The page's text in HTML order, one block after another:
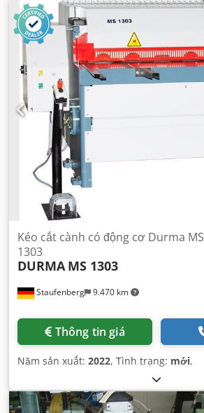
Staufenberg 9.470 km
Kéo cắt cành có động cơ Durma MS
1303
DURMA MS 1303
Thông tin giá
Năm sản xuất: 2022, Tình trạng: mới,